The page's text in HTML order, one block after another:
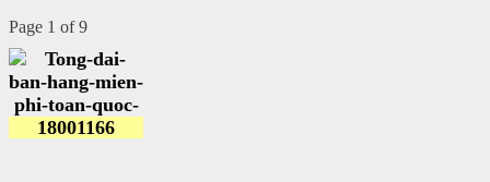
Page 1 of 9